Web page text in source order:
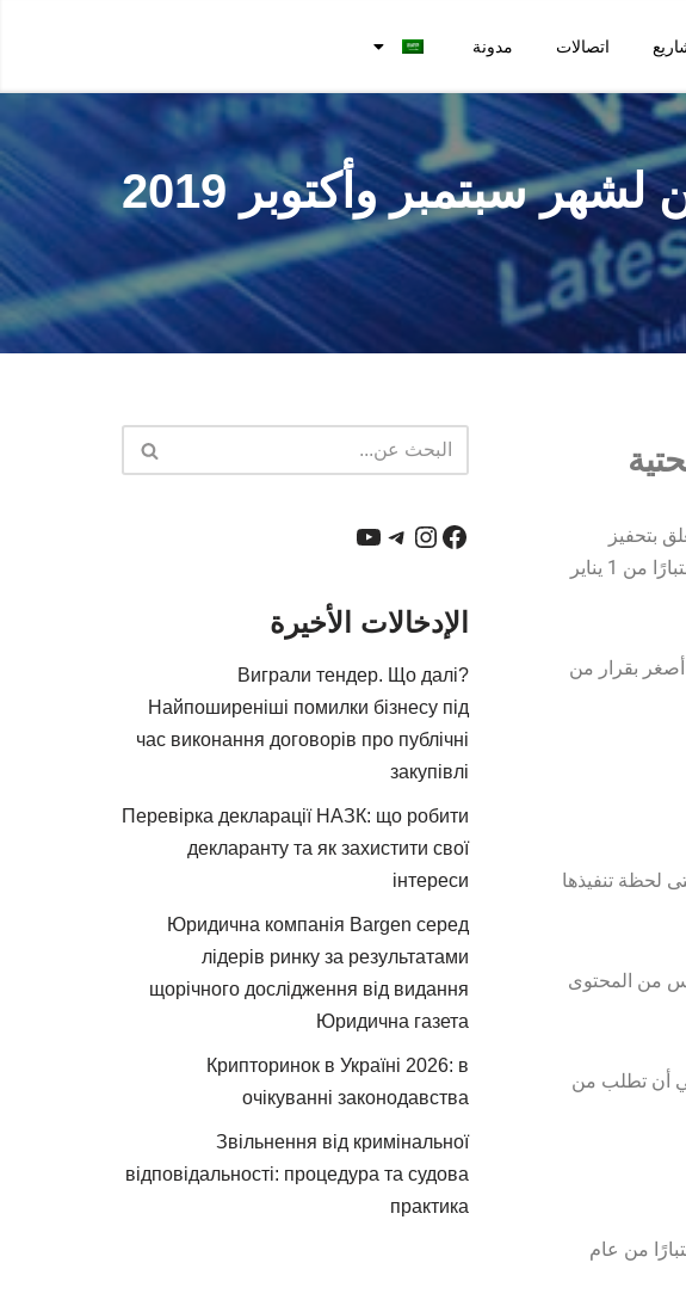
اتصالات مدونة
سبتمبر وأكتوبر 2019
بتحفيز
النشاط الاستثماري في أوكرانيا" حيز التنفيذ، والذي ينص على إلغاء المساهمة في تطوير البنية التحتية اعتبارًا من 1 يناير
أصغر بقرار من
صالحة وتظل سارية حتى لحظة تنفيذها
من المحتوى
أن تطلب من
بالكامل فقط اعتبارًا من 01.01.2020، ولكن اعتبارًا من عام
الإدخالات الأخيرة
Виграли тендер. Що далі?
Найпоширеніші помилки бізнесу під
час виконання договорів про публічні
закупівлі
Перевірка декларації НАЗК: що робити
декларанту та як захистити свої
інтереси
Юридична компанія Bargen серед
лідерів ринку за результатами
щорічного дослідження від видання
Юридична газета
Крипторинок в Україні 2026: в
очікуванні законодавства
Звільнення від кримінальної
відповідальності: процедура та судова
практика